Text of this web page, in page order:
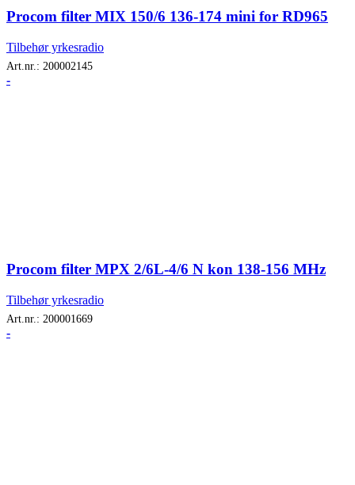
Procom filter MIX 150/6 136-174 mini for RD965
Tilbehør yrkesradio
Art.nr.: 200002145
-
Procom filter MPX 2/6L-4/6 N kon 138-156 MHz
Tilbehør yrkesradio
Art.nr.: 200001669
-